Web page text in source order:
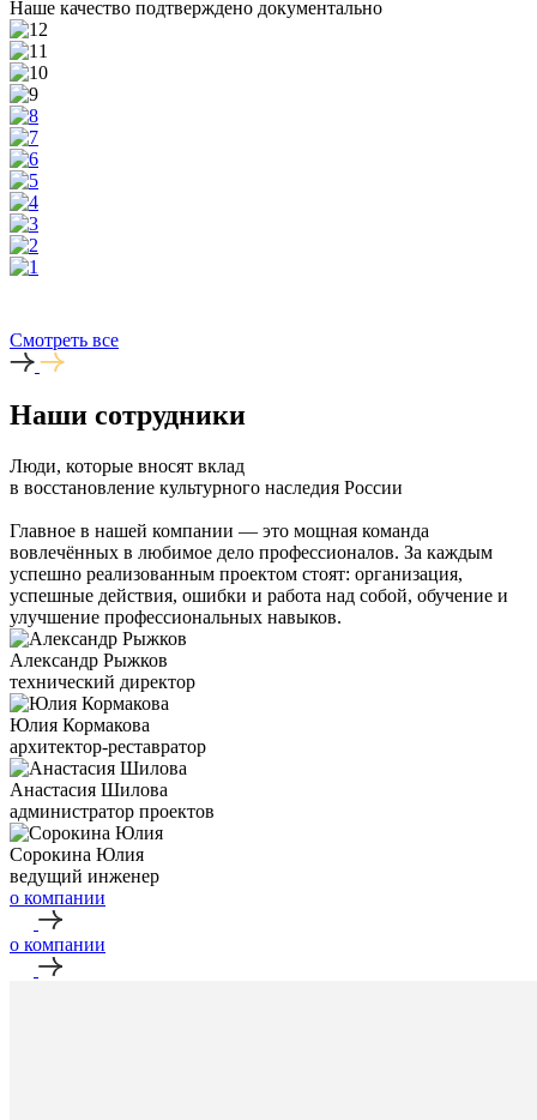
Наше качество подтверждено документально
Смотреть все
Наши сотрудники
Люди, которые вносят вклад
в восстановление культурного наследия России
Главное в нашей компании — это мощная команда
вовлечённых в любимое дело профессионалов. За каждым
успешно реализованным проектом стоят: организация,
успешные действия, ошибки и работа над собой, обучение и
улучшение профессиональных навыков.
Александр Рыжков
технический директор
Юлия Кормакова
архитектор-реставратор
⁠Анастасия Шилова
администратор проектов
Сорокина Юлия
ведущий инженер
о компании
о компании